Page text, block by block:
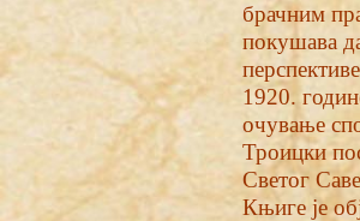
брачним
покушава
1920.
очување
Троицки
Светог
Књиге је